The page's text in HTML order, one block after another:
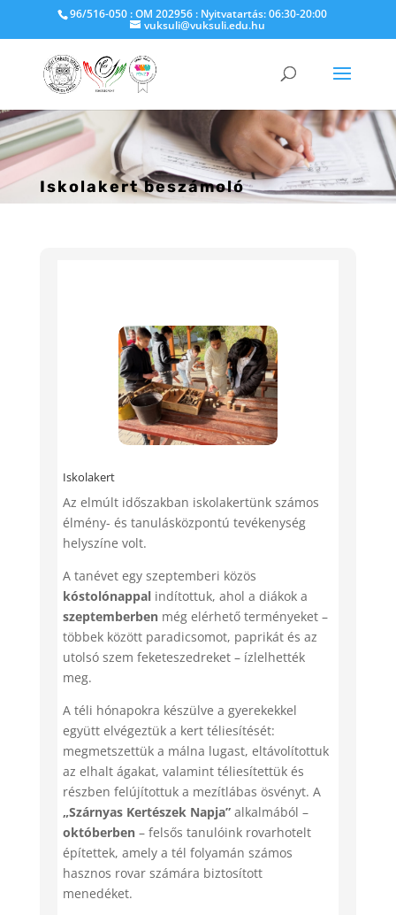
96/516-050 : OM 202956 : Nyitvatartás: 06:30-20:00
vuksuli@vuksuli.edu.hu
Iskolakert beszámoló
Iskolakert
Az elmúlt időszakban iskolakertünk számos
élmény- és tanulásközpontú tevékenység
helyszíne volt.
A tanévet egy szeptemberi közös
kóstolónappal indítottuk, ahol a diákok a
szeptemberben még elérhető terményeket –
többek között paradicsomot, paprikát és az
utolsó szem feketeszedreket – ízlelhették
meg.
A téli hónapokra készülve a gyerekekkel
együtt elvégeztük a kert téliesítését:
megmetszettük a málna lugast, eltávolítottuk
az elhalt ágakat, valamint téliesítettük és
részben felújítottuk a mezítlábas ösvényt. A
„Szárnyas Kertészek Napja” alkalmából –
októberben – felsős tanulóink rovarhotelt
építettek, amely a tél folyamán számos
hasznos rovar számára biztosított
menedéket.